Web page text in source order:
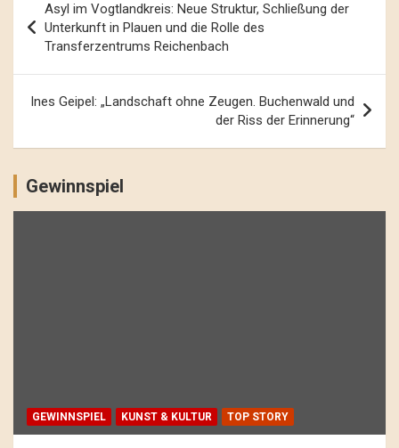
Navigation
Asyl im Vogtlandkreis: Neue Struktur, Schließung der
Unterkunft in Plauen und die Rolle des
Transferzentrums Reichenbach
Ines Geipel: „Landschaft ohne Zeugen. Buchenwald und
der Riss der Erinnerung“
Gewinnspiel
GEWINNSPIEL KUNST & KULTUR TOP STORY